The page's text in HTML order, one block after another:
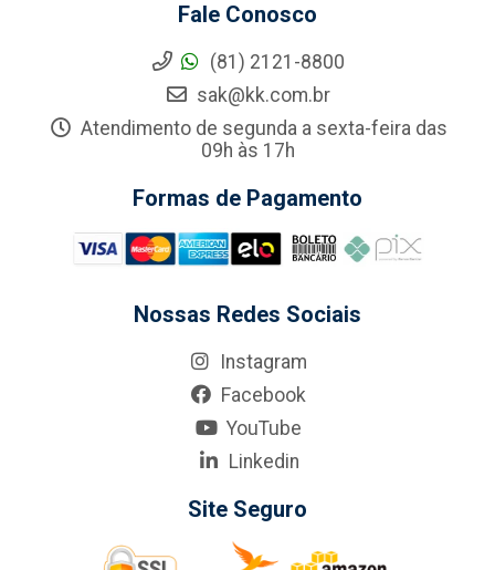
Fale Conosco
(81) 2121-8800
sak@kk.com.br
Atendimento de segunda a sexta-feira das
09h às 17h
Formas de Pagamento
Nossas Redes Sociais
Instagram
Facebook
YouTube
Linkedin
Site Seguro